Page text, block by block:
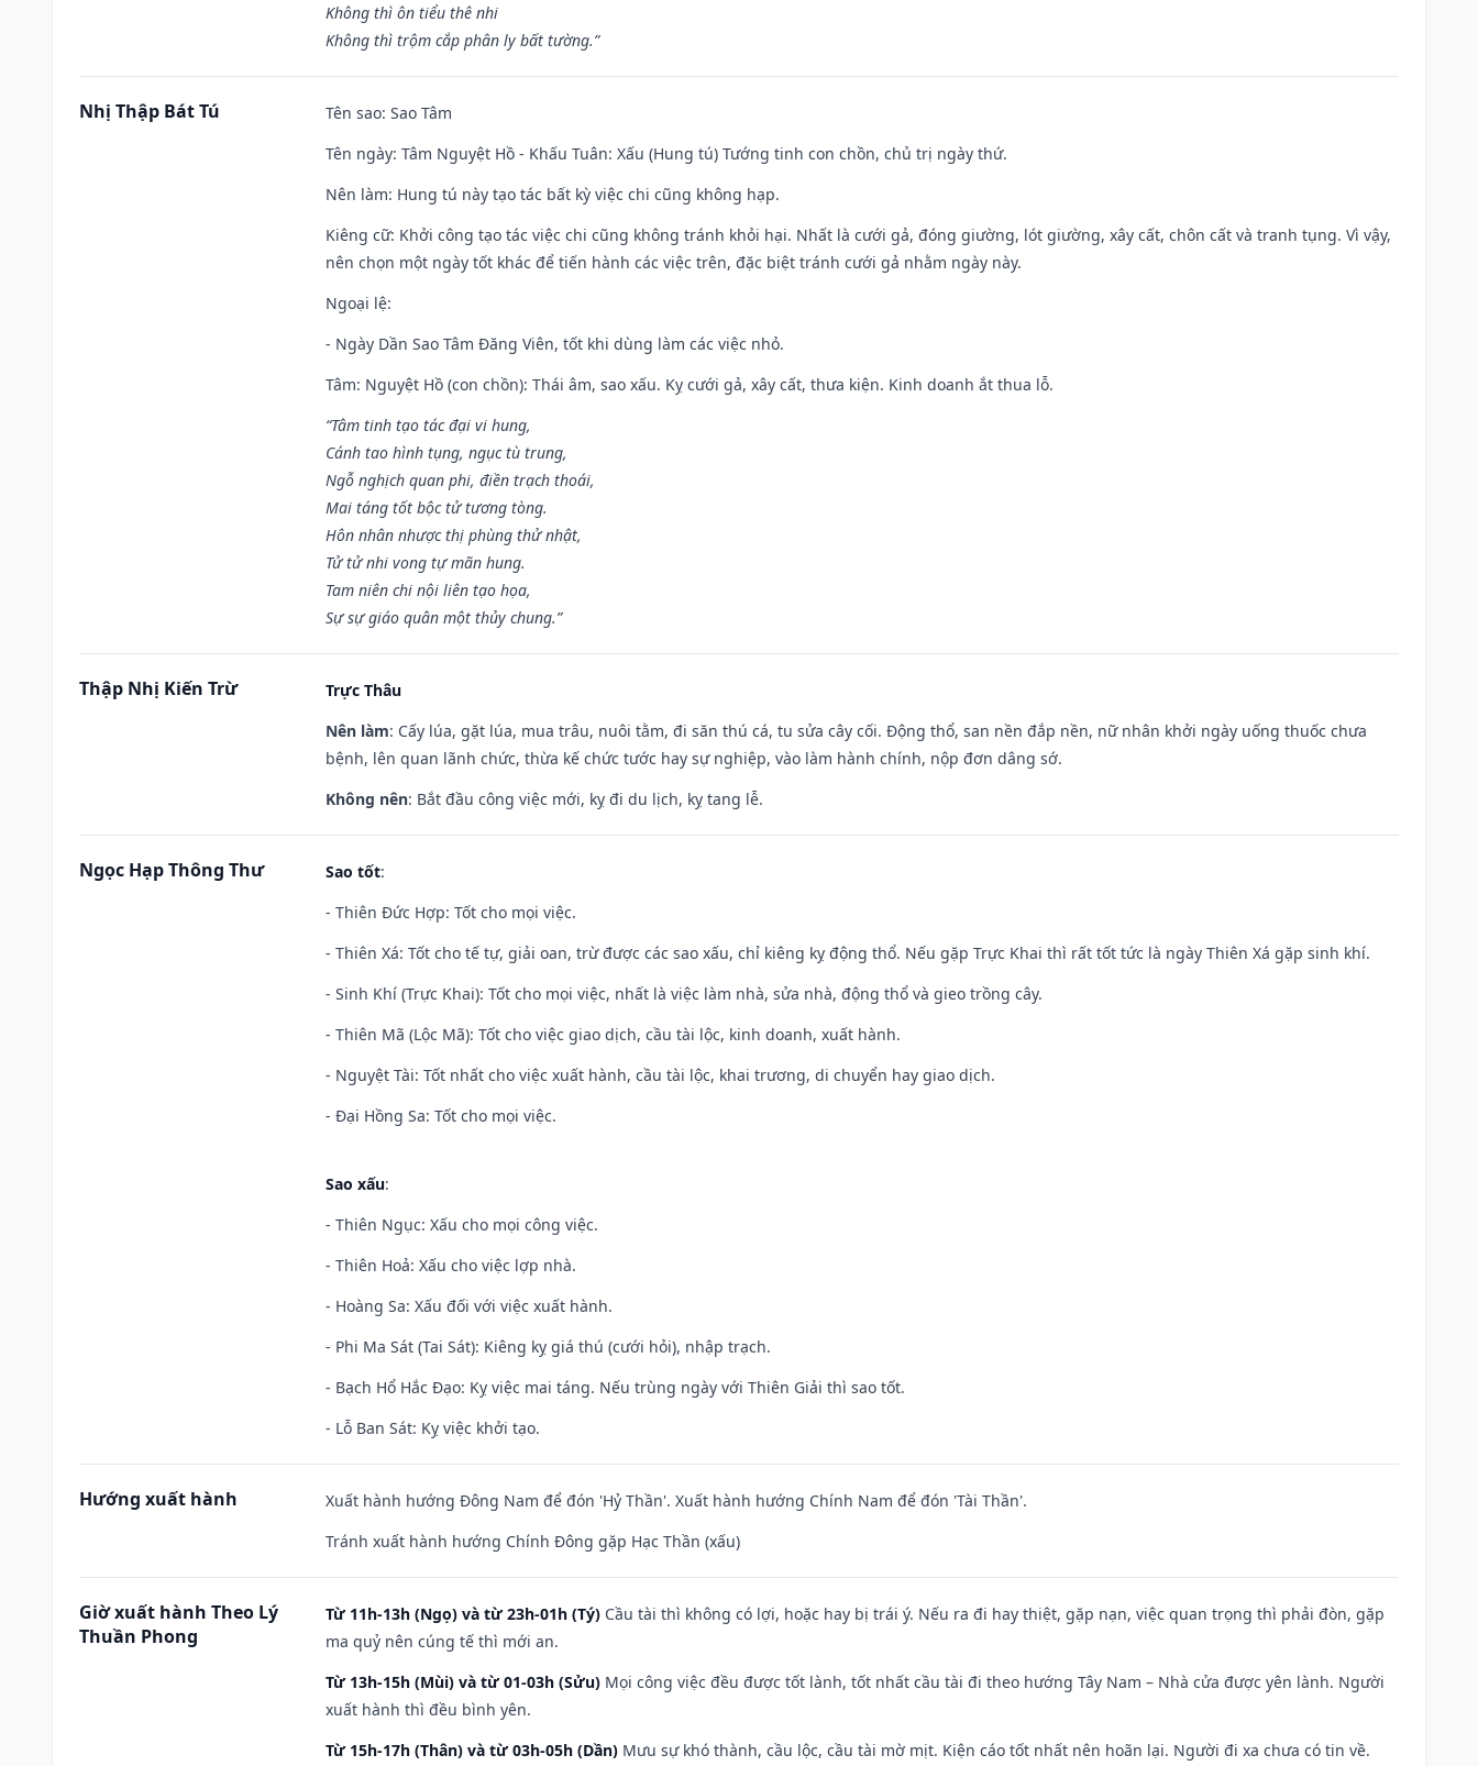
Không thì ôn tiểu thê nhi
Không thì trộm cắp phân ly bất tường.”
Nhị Thập Bát Tú Tên sao: Sao Tâm
Tên ngày: Tâm Nguyệt Hồ - Khấu Tuân: Xấu (Hung tú) Tướng tinh con chồn, chủ trị ngày thứ.
Nên làm: Hung tú này tạo tác bất kỳ việc chi cũng không hạp.
Kiêng cữ: Khởi công tạo tác việc chi cũng không tránh khỏi hại. Nhất là cưới gả, đóng giường, lót giường, xây cất, chôn cất và tranh tụng. Vì vậy,
nên chọn một ngày tốt khác để tiến hành các việc trên, đặc biệt tránh cưới gả nhằm ngày này.
Ngoại lệ:
- Ngày Dần Sao Tâm Đăng Viên, tốt khi dùng làm các việc nhỏ.
Tâm: Nguyệt Hồ (con chồn): Thái âm, sao xấu. Kỵ cưới gả, xây cất, thưa kiện. Kinh doanh ắt thua lỗ.
“Tâm tinh tạo tác đại vi hung,
Cánh tao hình tụng, ngục tù trung,
Ngỗ nghịch quan phi, điền trạch thoái,
Mai táng tốt bộc tử tương tòng.
Hôn nhân nhược thị phùng thử nhật,
Tử tử nhi vong tự mãn hung.
Tam niên chi nội liên tạo họa,
Sự sự giáo quân một thủy chung.”
Thập Nhị Kiến Trừ
Trực Thâu
Nên làm: Cấy lúa, gặt lúa, mua trâu, nuôi tằm, đi săn thú cá, tu sửa cây cối. Động thổ, san nền đắp nền, nữ nhân khởi ngày uống thuốc chưa
bệnh, lên quan lãnh chức, thừa kế chức tước hay sự nghiệp, vào làm hành chính, nộp đơn dâng sớ.
Không nên: Bắt đầu công việc mới, kỵ đi du lịch, kỵ tang lễ.
Ngọc Hạp Thông Thư Sao tốt:
- Thiên Đức Hợp: Tốt cho mọi việc.
- Thiên Xá: Tốt cho tế tự, giải oan, trừ được các sao xấu, chỉ kiêng kỵ động thổ. Nếu gặp Trực Khai thì rất tốt tức là ngày Thiên Xá gặp sinh khí.
- Sinh Khí (Trực Khai): Tốt cho mọi việc, nhất là việc làm nhà, sửa nhà, động thổ và gieo trồng cây.
- Thiên Mã (Lộc Mã): Tốt cho việc giao dịch, cầu tài lộc, kinh doanh, xuất hành.
- Nguyệt Tài: Tốt nhất cho việc xuất hành, cầu tài lộc, khai trương, di chuyển hay giao dịch.
- Đại Hồng Sa: Tốt cho mọi việc.
Sao xấu:
- Thiên Ngục: Xấu cho mọi công việc.
- Thiên Hoả: Xấu cho việc lợp nhà.
- Hoàng Sa: Xấu đối với việc xuất hành.
- Phi Ma Sát (Tai Sát): Kiêng kỵ giá thú (cưới hỏi), nhập trạch.
- Bạch Hổ Hắc Đạo: Kỵ việc mai táng. Nếu trùng ngày với Thiên Giải thì sao tốt.
- Lỗ Ban Sát: Kỵ việc khởi tạo.
Hướng xuất hành
Xuất hành hướng Đông Nam để đón 'Hỷ Thần'. Xuất hành hướng Chính Nam để đón 'Tài Thần'.
Tránh xuất hành hướng Chính Đông gặp Hạc Thần (xấu)
Giờ xuất hành Theo Lý
Thuần Phong
Từ 11h-13h (Ngọ) và từ 23h-01h (Tý) Cầu tài thì không có lợi, hoặc hay bị trái ý. Nếu ra đi hay thiệt, gặp nạn, việc quan trọng thì phải đòn, gặp
ma quỷ nên cúng tế thì mới an.
Từ 13h-15h (Mùi) và từ 01-03h (Sửu) Mọi công việc đều được tốt lành, tốt nhất cầu tài đi theo hướng Tây Nam – Nhà cửa được yên lành. Người
xuất hành thì đều bình yên.
Từ 15h-17h (Thân) và từ 03h-05h (Dần) Mưu sự khó thành, cầu lộc, cầu tài mờ mịt. Kiện cáo tốt nhất nên hoãn lại. Người đi xa chưa có tin về.